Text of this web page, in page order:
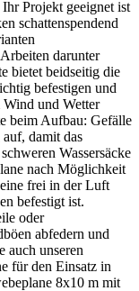
Projekt geeignet ist
schattenspendend
darunter
bietet beidseitig die
befestigen und
Wind und Wetter
beim Aufbau: Gefälle
damit das
Wassersäcke
nach Möglichkeit
frei in der Luft
befestigt ist.
oder
abfedern und
auch unseren
für den Einsatz in
8x10 m mit